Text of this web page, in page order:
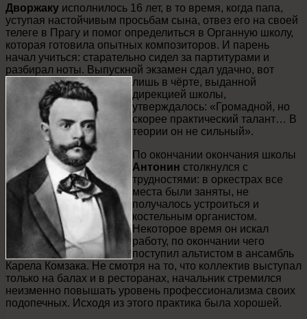
Дворжаку исполнилось 16 лет, в то время, когда папа,
уступая настойчивым просьбам сына, отвез его на своей
телеге в Прагу и помог определиться в Органную школу,
которая готовила опытных композиторов. И парень
начал учиться: старательно сидел за партитурами и
разбирал ноты. Выпускной экзамен сдал удачно, вот
лишь в чёрте, выданной
дирекцией школы,
утверждалось: «Громадной, но
скорее практический талант… В
теории он не сильный».
По окончании окончания школы
Антонин столкнулся с
трудностями: в оркестрах все
места были заняты, не
получалось устроиться и
костельным органистом.
Некоторое время он искал
работу, по окончании чего
поступил альтистом в ансамбль
Карела Комзака. Не смотря на то, что коллектив выступал
только на балах и в ресторанах, начальник стремился
неизменно повышать уровень профессионализма своих
подопечных. Исходя из этого практика была хорошей.